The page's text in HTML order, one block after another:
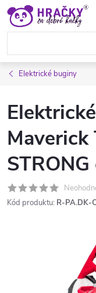
Přejít
obsah
Elektrické buginy
Maverick
Kód produktu: R-PA.DK-